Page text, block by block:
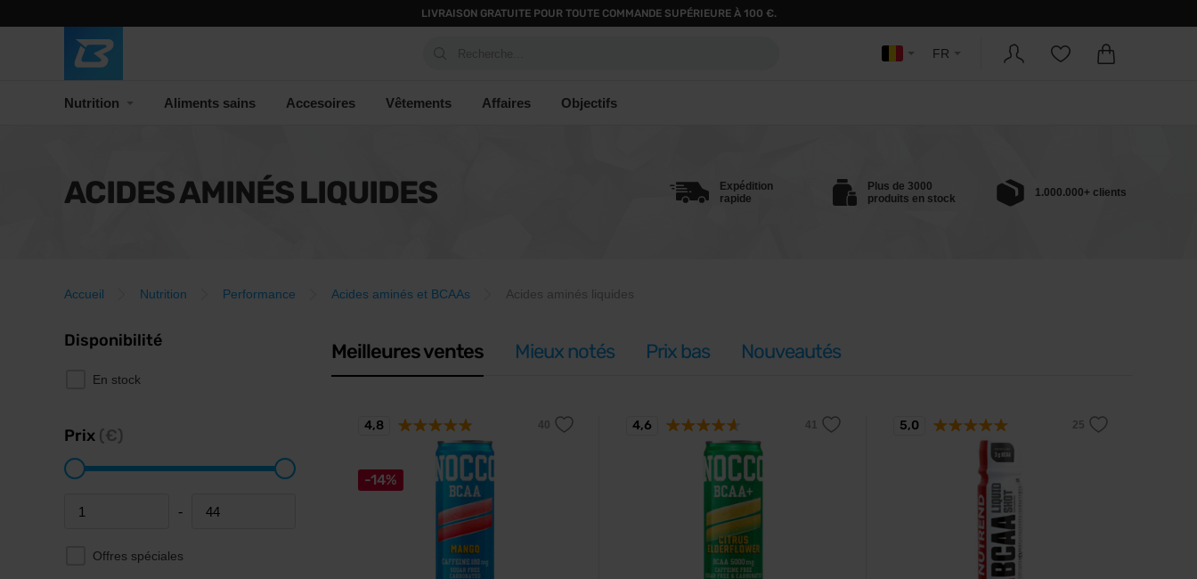
LIVRAISON GRATUITE POUR TOUTE COMMANDE SUPÉRIEURE À 100 €.
FR
Nutrition Aliments sains Accesoires Vêtements Affaires Objectifs
ACIDES AMINÉS LIQUIDES
Expédition
rapide
Plus de 3000
produits en stock
1.000.000+ clients
Accueil Nutrition Performance Acides aminés et BCAAs Acides aminés liquides
Disponibilité
En stock
Prix (€)
Minimum price -
Maximum price
Offres spéciales
Meilleures ventes Mieux notés Prix bas Nouveautés
-14%
4,8 4,6 5,0